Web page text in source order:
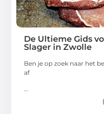
De Ultieme Gids
Slager in Zwolle
Ben je op zoek naar het
af
...